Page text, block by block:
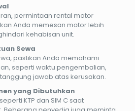
permintaan rental motor
Anda memesan motor lebih
kehabisan unit.
Sewa
pastikan Anda memahami
seperti waktu pengembalian,
jawab atas kerusakan.
yang Dibutuhkan
KTP dan SIM C saat